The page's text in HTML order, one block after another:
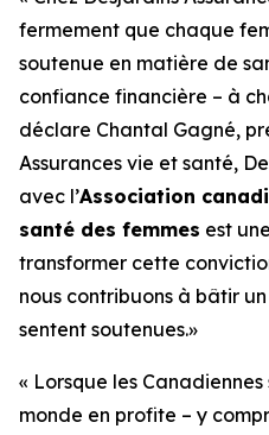
fermement que chaque
soutenue en matière de
confiance financière – à
déclare Chantal Gagné,
Assurances vie et santé,
avec l’Association
santé des femmes est
transformer cette
nous contribuons à bâtir
sentent soutenues.»
« Lorsque les
monde en profite – y